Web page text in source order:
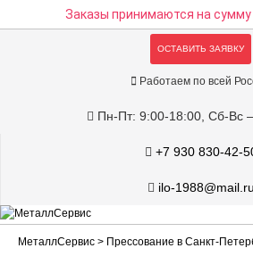
Заказы принимаются на сумму
ОСТАВИТЬ ЗАЯВКУ
Работаем по всей
Пн-Пт: 9:00-18:00, Сб-Вс
+7 930 830-42-
ilo-1988@mail.ru
МеталлСервис > Прессование в Санкт-